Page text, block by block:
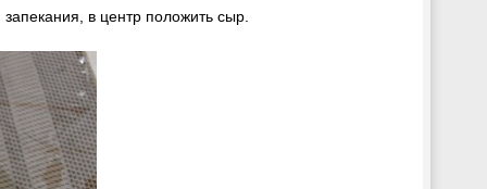
в центр положить сыр.